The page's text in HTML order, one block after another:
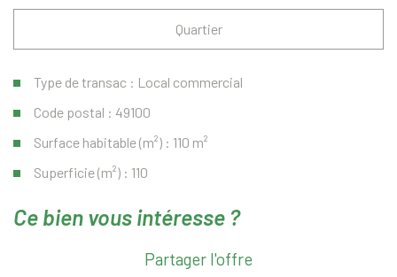
Quartier
Type de transac : Local commercial
Code postal : 49100
Surface habitable (m²) : 110 m²
Superficie (m²) : 110
la ville de angers (49100)
ce bien vous intéresse ?
Partager l'offre